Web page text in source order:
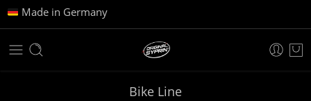
Made in Germany
Bike Line